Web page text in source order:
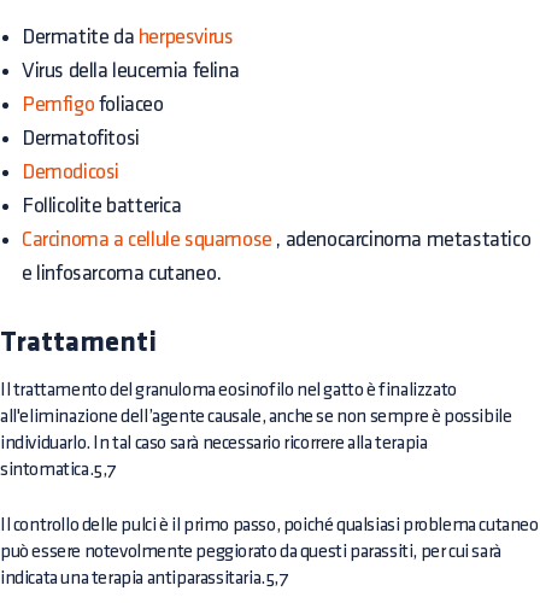
Dermatite da herpesvirus
Virus della leucemia felina
Pemfigo foliaceo
Dermatofitosi
Demodicosi
Follicolite batterica
Carcinoma a cellule squamose , adenocarcinoma metastatico
e linfosarcoma cutaneo.
Trattamenti
Il trattamento del granuloma eosinofilo nel gatto è finalizzato
all'eliminazione dell’agente causale, anche se non sempre è possibile
individuarlo. In tal caso sarà necessario ricorrere alla terapia
sintomatica.5,7
Il controllo delle pulci è il primo passo, poiché qualsiasi problema cutaneo
può essere notevolmente peggiorato da questi parassiti, per cui sarà
indicata una terapia antiparassitaria.5,7